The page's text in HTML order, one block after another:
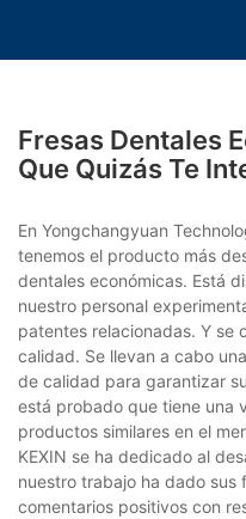
Fresas Dentales
Que Quizás Te
En Yongchangyuan
tenemos el producto más
dentales económicas. Está
nuestro personal
patentes relacionadas. Y se
calidad. Se llevan a cabo
de calidad para garantizar
está probado que tiene una
productos similares en el
KEXIN se ha dedicado al
nuestro trabajo ha dado sus
comentarios positivos con